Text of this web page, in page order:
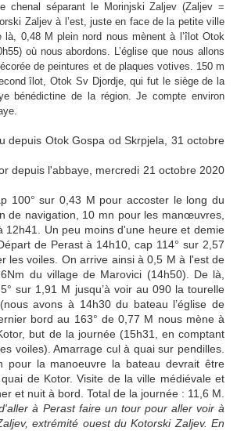
chenal séparant le Morinjski Zaljev (Zaljev =
Zaljev à l’est, juste en face de la petite ville
là, 0,48 M plein nord nous mènent à l’îlot Otok
où nous abordons. L’église que nous allons
de peintures et de plaques votives. 150 m
îlot, Otok Sv Djordje, qui fut le siège de la
bénédictine de la région. Je compte environ
100° sur 0,43 M pour accoster le long du
de navigation, 10 mn pour les manœuvres,
12h41. Un peu moins d'une heure et demie
de Perast à 14h10, cap 114° sur 2,57
les voiles. On arrive ainsi à 0,5 M à l'est de
du village de Marovici (14h50). De là,
sur 1,91 M jusqu’à voir au 090 la tourelle
avons à 14h30 du bateau l’église de
bord au 163° de 0,77 M nous mène à
but de la journée (15h31, en comptant
voiles). Amarrage cul à quai sur pendilles.
pour la manoeuvre la bateau devrait être
de Kotor. Visite de la ville médiévale et
et nuit à bord. Total de la journée : 11,6 M.
à Perast faire un tour pour aller voir à
extrémité ouest du Kotorski Zaljev. En